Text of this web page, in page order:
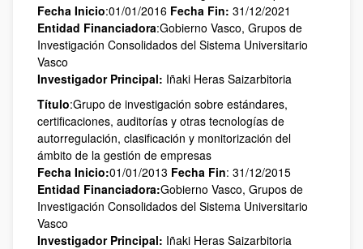
Fecha Inicio:01/01/2016 Fecha Fin: 31/12/2021
Entidad Financiadora:Gobierno Vasco, Grupos de
Investigación Consolidados del Sistema Universitario
Vasco
Investigador Principal: Iñaki Heras Saizarbitoria
Título:Grupo de investigación sobre estándares,
certificaciones, auditorías y otras tecnologías de
autorregulación, clasificación y monitorización del
ámbito de la gestión de empresas
Fecha Inicio:01/01/2013 Fecha Fin: 31/12/2015
Entidad Financiadora:Gobierno Vasco, Grupos de
Investigación Consolidados del Sistema Universitario
Vasco
Investigador Principal: Iñaki Heras Saizarbitoria